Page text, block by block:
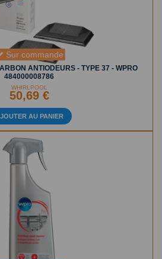
Sur commande
ANTIODEURS - TYPE 37 - WPRO
484000008786
WHIRLPOOL
50,69 €
AU PANIER